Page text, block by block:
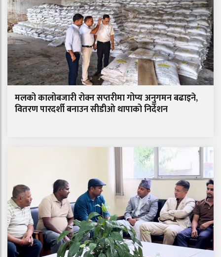
मलको कालोबजारी रोक्न सप्तरीमा गोप्य अनुगमन बढाइने,
वितरण पारदर्शी बनाउन सीडीओ थापाको निर्देशन